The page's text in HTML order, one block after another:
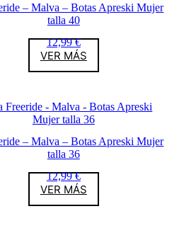
– Malva – Botas Apreski Mujer
talla 40
12,99€
VER MÁS
– Malva – Botas Apreski Mujer
talla 36
12,99€
VER MÁS